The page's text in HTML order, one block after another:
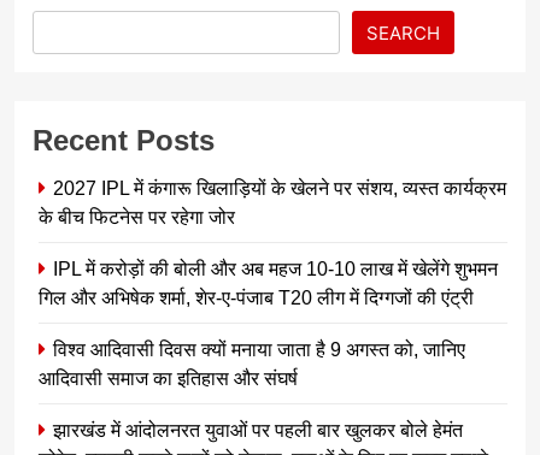
SEARCH
Recent Posts
2027 IPL में कंगारू खिलाड़ियों के खेलने पर संशय, व्यस्त कार्यक्रम
के बीच फिटनेस पर रहेगा जोर
IPL में करोड़ों की बोली और अब महज 10-10 लाख में खेलेंगे शुभमन
गिल और अभिषेक शर्मा, शेर-ए-पंजाब T20 लीग में दिग्गजों की एंट्री
विश्व आदिवासी दिवस क्यों मनाया जाता है 9 अगस्त को, जानिए
आदिवासी समाज का इतिहास और संघर्ष
झारखंड में आंदोलनरत युवाओं पर पहली बार खुलकर बोले हेमंत